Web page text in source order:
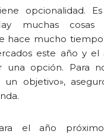
opcionalidad.
muchas cosas
hace mucho
este año y el
una opción. Para
un objetivo»,
el año